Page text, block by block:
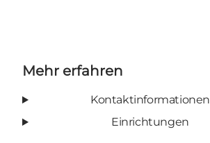
Mehr erfahren
Kontaktinformationen
Einrichtungen